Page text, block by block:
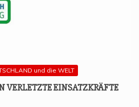
und die WELT
VER­LETZ­TE EIN­SATZ­KRÄF­TE